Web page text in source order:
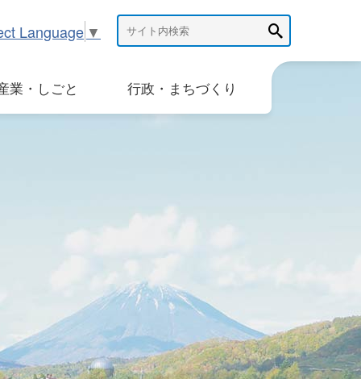
業・しごと 行政・まちづくり
Language ▼